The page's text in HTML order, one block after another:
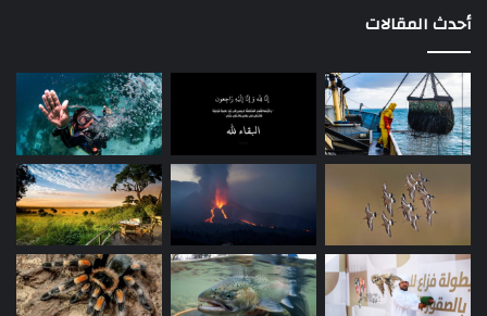
أحدث المقالات